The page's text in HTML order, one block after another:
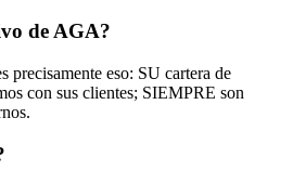
de AGA?
precisamente eso: SU cartera de
con sus clientes; SIEMPRE son